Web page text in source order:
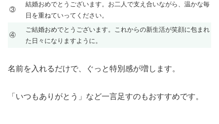
③
結婚おめでとうございます。お二人で支え合いながら、温かな毎
日を重ねていってください。
④
ご結婚おめでとうございます。これからの新生活が笑顔に包まれ
た日々になりますように。
名前を入れるだけで、ぐっと特別感が増します。
「いつもありがとう」など一言足すのもおすすめです。